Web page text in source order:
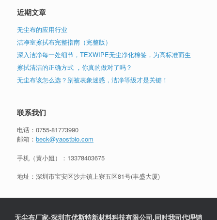
近期文章
无尘布的应用行业
洁净室擦拭布完整指南（完整版）
深入洁净每一处细节，TEXWIPE无尘净化棉签，为高标准而生
擦拭清洁的正确方式 ，你真的做对了吗？
无尘布该怎么选？别被表象迷惑，洁净等级才是关键！
联系我们
电话： 0755-81773990
邮箱： beck@yaostbio.com
手机（黄小姐）： 13378403675
地址：深圳市宝安区沙井镇上寮五区81号(丰盛大厦)
无尘布厂家-深圳市优斯特新材料科技有限公司.同时我司代理销